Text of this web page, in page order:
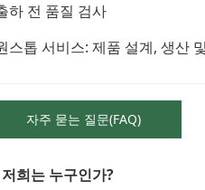
하 전 품질 검사
스톱 서비스: 제품 설계, 생산
자주 묻는 질문(FAQ)
희는 누구인가?